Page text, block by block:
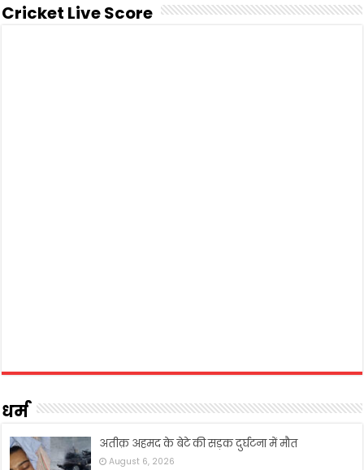
Cricket Live Score
धर्म
अतीक़ अहमद के बेटे की सड़क दुर्घटना में मौत
August 6, 2026